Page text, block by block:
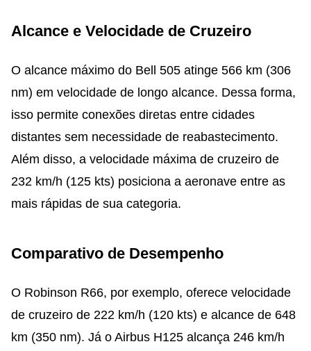
Alcance e Velocidade de Cruzeiro
O alcance máximo do Bell 505 atinge 566 km (306
nm) em velocidade de longo alcance. Dessa forma,
isso permite conexões diretas entre cidades
distantes sem necessidade de reabastecimento.
Além disso, a velocidade máxima de cruzeiro de
232 km/h (125 kts) posiciona a aeronave entre as
mais rápidas de sua categoria.
Comparativo de Desempenho
O Robinson R66, por exemplo, oferece velocidade
de cruzeiro de 222 km/h (120 kts) e alcance de 648
km (350 nm). Já o Airbus H125 alcança 246 km/h